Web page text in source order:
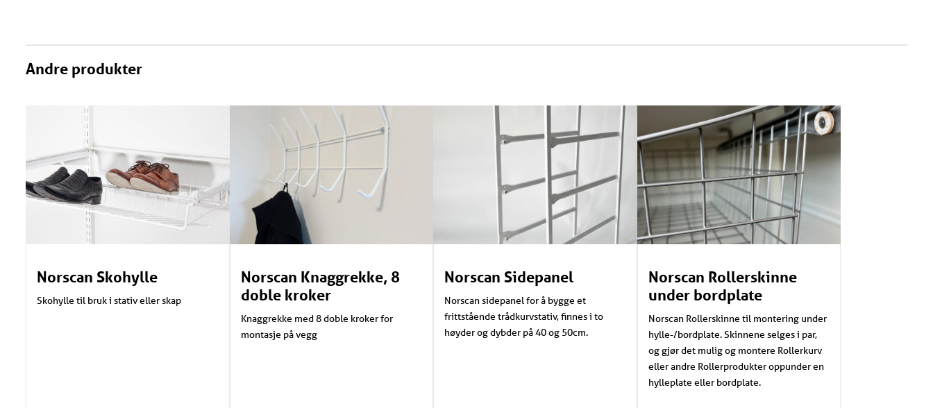
Andre produkter
Norscan Skohylle
Skohylle til bruk i stativ eller skap
Norscan Knaggrekke, 8
doble kroker
Knaggrekke med 8 doble kroker for
montasje på vegg
Norscan Sidepanel
Norscan sidepanel for å bygge et
frittstående trådkurvstativ, finnes i to
høyder og dybder på 40 og 50cm.
Norscan Rollerskinne
under bordplate
Norscan Rollerskinne til montering under
hylle-/bordplate. Skinnene selges i par,
og gjør det mulig og montere Rollerkurv
eller andre Rollerprodukter oppunder en
hylleplate eller bordplate.